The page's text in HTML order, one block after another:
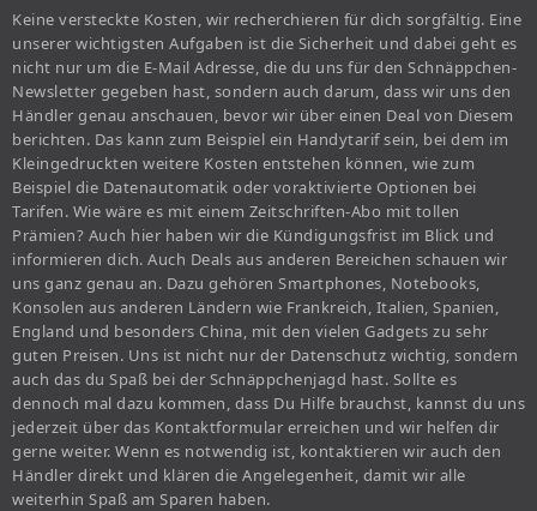
Keine versteckte Kosten, wir recherchieren für dich sorgfältig. Eine
unserer wichtigsten Aufgaben ist die Sicherheit und dabei geht es
nicht nur um die E-Mail Adresse, die du uns für den Schnäppchen-
Newsletter gegeben hast, sondern auch darum, dass wir uns den
Händler genau anschauen, bevor wir über einen Deal von Diesem
berichten. Das kann zum Beispiel ein Handytarif sein, bei dem im
Kleingedruckten weitere Kosten entstehen können, wie zum
Beispiel die Datenautomatik oder voraktivierte Optionen bei
Tarifen. Wie wäre es mit einem Zeitschriften-Abo mit tollen
Prämien? Auch hier haben wir die Kündigungsfrist im Blick und
informieren dich. Auch Deals aus anderen Bereichen schauen wir
uns ganz genau an. Dazu gehören Smartphones, Notebooks,
Konsolen aus anderen Ländern wie Frankreich, Italien, Spanien,
England und besonders China, mit den vielen Gadgets zu sehr
guten Preisen. Uns ist nicht nur der Datenschutz wichtig, sondern
auch das du Spaß bei der Schnäppchenjagd hast. Sollte es
dennoch mal dazu kommen, dass Du Hilfe brauchst, kannst du uns
jederzeit über das Kontaktformular erreichen und wir helfen dir
gerne weiter. Wenn es notwendig ist, kontaktieren wir auch den
Händler direkt und klären die Angelegenheit, damit wir alle
weiterhin Spaß am Sparen haben.